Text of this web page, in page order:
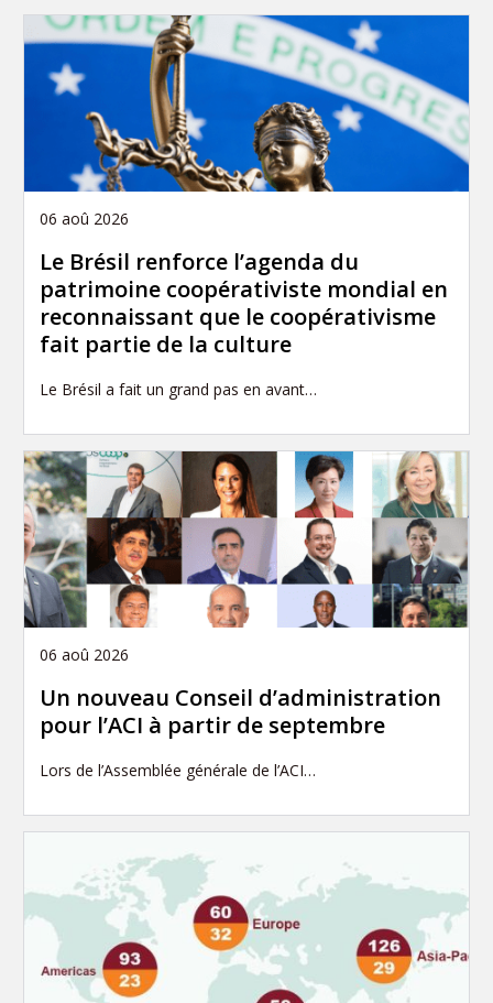
06 aoû 2026
Le Brésil renforce l’agenda du
patrimoine coopérativiste mondial en
reconnaissant que le coopérativisme
fait partie de la culture
Le Brésil a fait un grand pas en avant…
06 aoû 2026
Un nouveau Conseil d’administration
pour l’ACI à partir de septembre
Lors de l’Assemblée générale de l’ACI…